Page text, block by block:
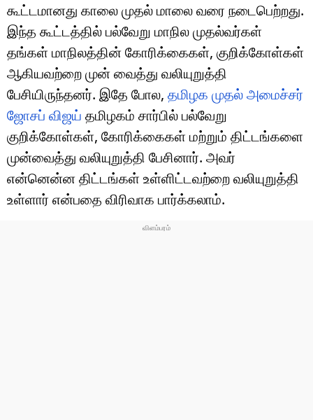
கூட்டமானது காலை முதல் மாலை வரை நடைபெற்றது.
இந்த கூட்டத்தில் பல்வேறு மாநில முதல்வர்கள்
தங்கள் மாநிலத்தின் கோரிக்கைகள், குறிக்கோள்கள்
ஆகியவற்றை முன் வைத்து வலியுறுத்தி
பேசியிருந்தனர். இதே போல, தமிழக முதல் அமைச்சர்
ஜோசப் விஜய் தமிழகம் சார்பில் பல்வேறு
குறிக்கோள்கள், கோரிக்கைகள் மற்றும் திட்டங்களை
முன்வைத்து வலியுறுத்தி பேசினார். அவர்
என்னென்ன திட்டங்கள் உள்ளிட்டவற்றை வலியுறுத்தி
உள்ளார் என்பதை விரிவாக பார்க்கலாம்.